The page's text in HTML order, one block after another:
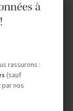
à
rassurons :
(sauf
nos